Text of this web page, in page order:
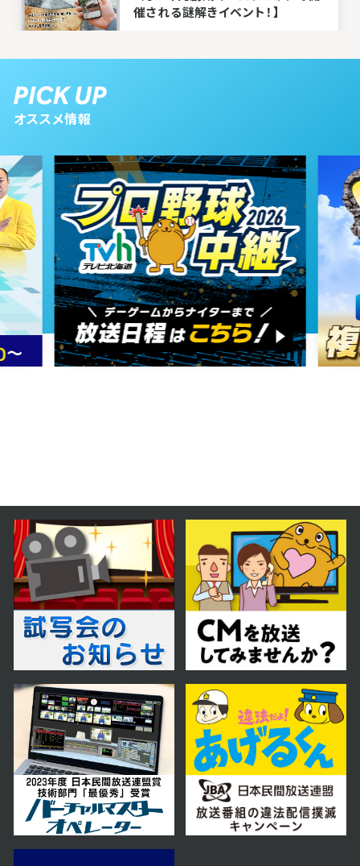
催される謎解きイベント！】
2026年02月28日 放送
2月28日【名古屋発祥、人気の台
湾まぜそば店を紹介】
2026年02月21日 放送
2月21日【中継：札幌市北区にオー
プン！洋食店・ハヤシ屋】
2026年02月07日 放送
2月7日【中継：さっぽろ雪まつり会
場から生中継】
2026年01月24日 放送
1月24日【SixTONESのジェシー
さん登場！】
2026年01月17日 放送
1月17日【中継：新篠津でわかさぎ
釣り】
オススメ情報